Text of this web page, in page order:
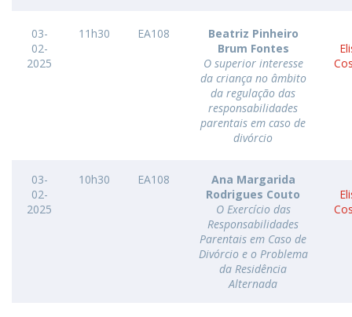
03-
02-
2025
11h30 EA108
Beatriz Pinheiro
Brum Fontes
O superior interesse
da criança no âmbito
da regulação das
responsabilidades
parentais em caso de
divórcio
03-
02-
2025
10h30 EA108
Ana Margarida
Rodrigues Couto
O Exercício das
Responsabilidades
Parentais em Caso de
Divórcio e o Problema
da Residência
Alternada